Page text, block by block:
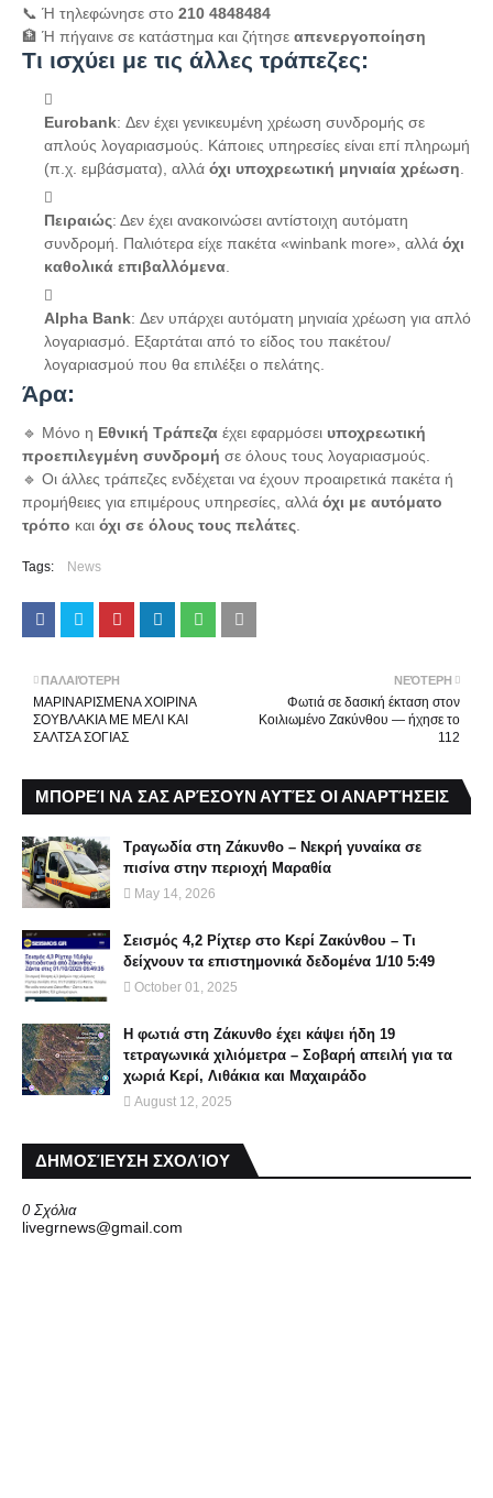
📞 Ή τηλεφώνησε στο 210 4848484
🏦 Ή πήγαινε σε κατάστημα και ζήτησε απενεργοποίηση
Τι ισχύει με τις άλλες τράπεζες:
Eurobank: Δεν έχει γενικευμένη χρέωση συνδρομής σε
απλούς λογαριασμούς. Κάποιες υπηρεσίες είναι επί πληρωμή
(π.χ. εμβάσματα), αλλά όχι υποχρεωτική μηνιαία χρέωση
Πειραιώς: Δεν έχει ανακοινώσει αντίστοιχη αυτόματη
συνδρομή. Παλιότερα είχε πακέτα «winbank more», αλλά όχι
καθολικά επιβαλλόμενα
Alpha Bank: Δεν υπάρχει αυτόματη μηνιαία χρέωση για απλό
λογαριασμό. Εξαρτάται από το είδος του πακέτου/
λογαριασμού που θα επιλέξει ο πελάτης.
Άρα:
🔹 Μόνο η Εθνική Τράπεζα έχει εφαρμόσει υποχρεωτική
προεπιλεγμένη συνδρομή σε όλους τους λογαριασμούς.
🔹 Οι άλλες τράπεζες ενδέχεται να έχουν προαιρετικά πακέτα ή
προμήθειες για επιμέρους υπηρεσίες, αλλά όχι με αυτόματο
τρόπο και όχι σε όλους τους πελάτες
Tags: News
ΝΕΌΤΕΡΗ
Φωτιά σε δασική έκταση στον
Κοιλιωμένο Ζακύνθου — ήχησε το
112
ΠΑΛΑΙΌΤΕΡΗ
ΜΑΡΙΝΑΡΙΣΜΕΝΑ ΧΟΙΡΙΝΑ
ΣΟΥΒΛΑΚΙΑ ΜΕ ΜΕΛΙ ΚΑΙ
ΣΑΛΤΣΑ ΣΟΓΙΑΣ
ΜΠΟΡΕΊ ΝΑ ΣΑΣ ΑΡΈΣΟΥΝ ΑΥΤΈΣ ΟΙ ΑΝΑΡΤΉΣΕΙΣ
Τραγωδία στη Ζάκυνθο – Νεκρή γυναίκα σε
πισίνα στην περιοχή Μαραθία
May 14, 2026
Σεισμός 4,2 Ρίχτερ στο Κερί Ζακύνθου – Τι
δείχνουν τα επιστημονικά δεδομένα 1/10 5:49
October 01, 2025
Η φωτιά στη Ζάκυνθο έχει κάψει ήδη 19
τετραγωνικά χιλιόμετρα – Σοβαρή απειλή για τα
χωριά Κερί, Λιθάκια και Μαχαιράδο
August 12, 2025
ΔΗΜΟΣΊΕΥΣΗ ΣΧΟΛΊΟΥ
0 Σχόλια
livegrnews@gmail.com